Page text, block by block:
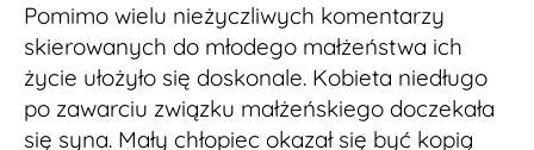
Pomimo wielu nieżyczliwych komentarzy
skierowanych do młodego małżeństwa ich
życie ułożyło się doskonale. Kobieta niedługo
po zawarciu związku małżeńskiego doczekała
się syna. Mały chłopiec okazał się być kopią